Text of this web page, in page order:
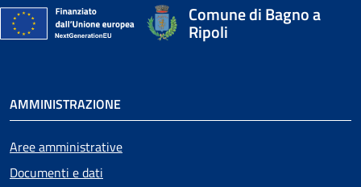
Comune di Bagno a
Ripoli
AMMINISTRAZIONE
Aree amministrative
Documenti e dati